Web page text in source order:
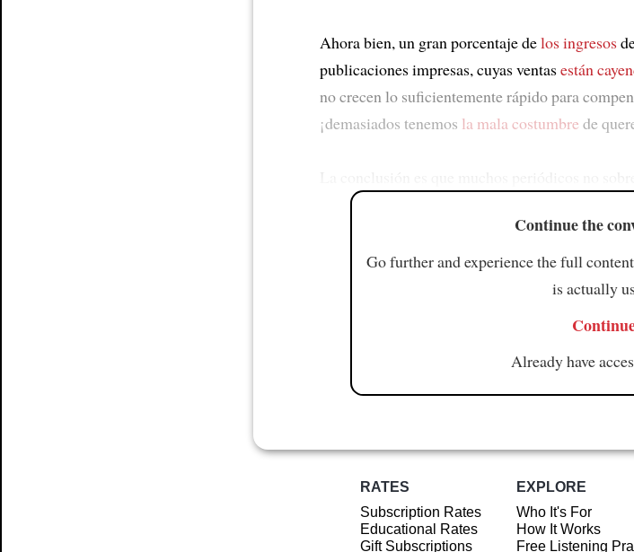
Ahora bien, un gran porcentaje delos ingresos
publicaciones impresas, cuyas ventasestán
no crecen lo suficientemente rápido para
¡demasiados tenemos la mala costumbre de
Continue the
Go further and experience the full
is actually
Already have
RATES
Subscription Rates
Educational Rates
Gift Subscriptions
EXPLORE
Who It's For
How It Works
Free Listening